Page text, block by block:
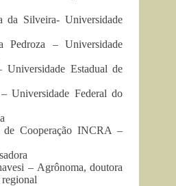
da Silveira- Universidade
Pedroza – Universidade
Estadual de
Universidade Federal do
Cooperação INCRA –
– Agrônoma, doutora